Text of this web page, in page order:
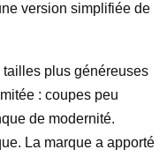
version simplifiée de
tailles plus généreuses
: coupes peu
de modernité.
La marque a apporté